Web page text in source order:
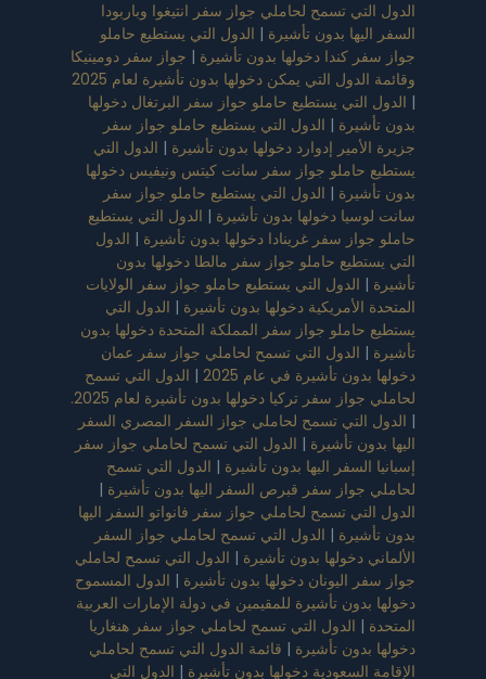
الدول التي تسمح لحاملي جواز سفر انتيغوا وباربودا
السفر اليها بدون تأشيرة | الدول التي يستطيع حاملو
جواز سفر كندا دخولها بدون تأشيرة | جواز سفر دومينيكا
وقائمة الدول التي يمكن دخولها بدون تأشيرة لعام 2025
| الدول التي يستطيع حاملو جواز سفر البرتغال دخولها
بدون تأشيرة | الدول التي يستطيع حاملو جواز سفر
جزيرة الأمير إدوارد دخولها بدون تأشيرة | الدول التي
يستطيع حاملو جواز سفر سانت كيتس ونيفيس دخولها
بدون تأشيرة | الدول التي يستطيع حاملو جواز سفر
سانت لوسيا دخولها بدون تأشيرة | الدول التي يستطيع
حاملو جواز سفر غرينادا دخولها بدون تأشيرة | الدول
التي يستطيع حاملو جواز سفر مالطا دخولها بدون
تأشيرة | الدول التي يستطيع حاملو جواز سفر الولايات
المتحدة الأمريكية دخولها بدون تأشيرة | الدول التي
يستطيع حاملو جواز سفر المملكة المتحدة دخولها بدون
تأشيرة | الدول التي تسمح لحاملي جواز سفر عمان
دخولها بدون تأشيرة في عام 2025
| الدول التي تسمح
لحاملي جواز سفر تركيا دخولها بدون تأشيرة لعام 2025.
| الدول التي تسمح لحاملي جواز السفر المصري السفر
اليها بدون تأشيرة | الدول التي تسمح لحاملي جواز سفر
إسبانيا السفر اليها بدون تأشيرة | الدول التي تسمح
لحاملي جواز سفر قبرص السفر اليها بدون تأشيرة |
الدول التي تسمح لحاملي جواز سفر فانواتو السفر اليها
بدون تأشيرة | الدول التي تسمح لحاملي جواز السفر
الألماني دخولها بدون تأشيرة | الدول التي تسمح لحاملي
جواز سفر اليونان دخولها بدون تأشيرة | الدول المسموح
دخولها بدون تأشيرة للمقيمين في دولة الإمارات العربية
المتحدة | الدول التي تسمح لحاملي جواز سفر هنغاريا
دخولها بدون تأشيرة | قائمة الدول التي تسمح لحاملي
الإقامة السعودية دخولها بدون تأشيرة | الدول التي